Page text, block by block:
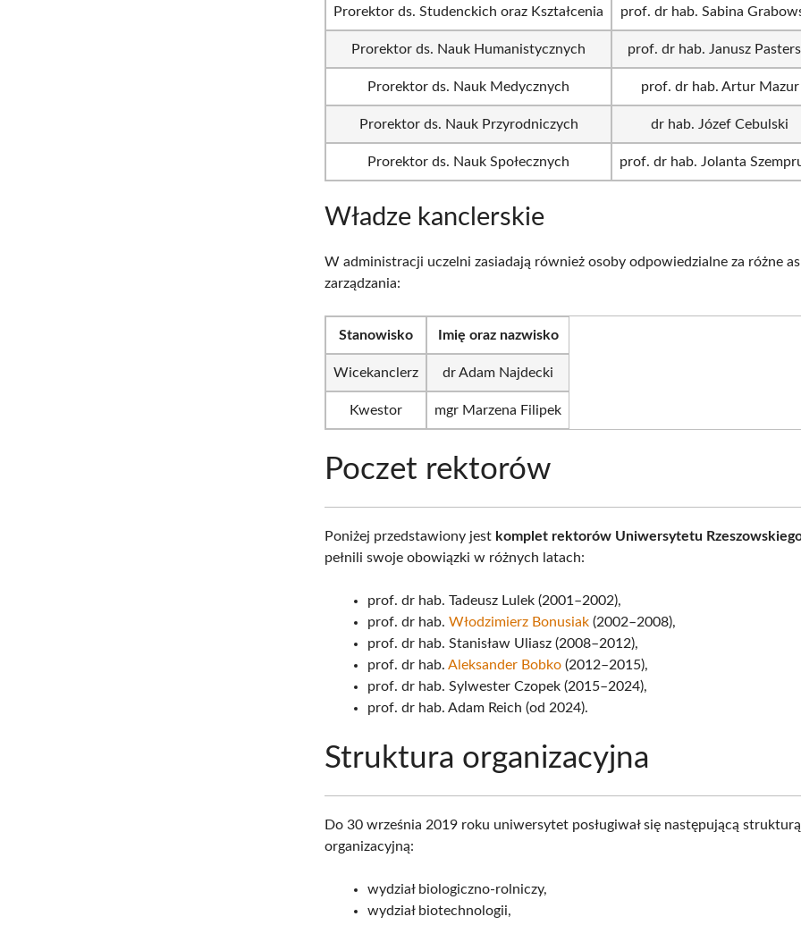
Prorektor ds. Studenckich oraz Kształcenia prof. dr hab. Sabina
Prorektor ds. Nauk Humanistycznych prof. dr hab. Janusz
Prorektor ds. Nauk Medycznych prof. dr hab. Artur Mazur
Prorektor ds. Nauk Przyrodniczych dr hab. Józef Cebulski
Prorektor ds. Nauk Społecznych prof. dr hab. Jolanta
Władze kanclerskie
W administracji uczelni zasiadają również osoby odpowiedzialne za różne
zarządzania:
Stanowisko Imię oraz nazwisko
Wicekanclerz dr Adam Najdecki
Kwestor mgr Marzena Filipek
Poczet rektorów
Poniżej przedstawiony jest komplet rektorów Uniwersytetu
pełnili swoje obowiązki w różnych latach:
prof. dr hab. Tadeusz Lulek (2001–2002),
prof. dr hab.Włodzimierz Bonusiak (2002–2008),
prof. dr hab. Stanisław Uliasz (2008–2012),
prof. dr hab.Aleksander Bobko (2012–2015),
prof. dr hab. Sylwester Czopek (2015–2024),
prof. dr hab. Adam Reich (od 2024).
Struktura organizacyjna
Do 30 września 2019 roku uniwersytet posługiwał się następującą strukturą
organizacyjną:
wydział biologiczno-rolniczy,
wydział biotechnologii,